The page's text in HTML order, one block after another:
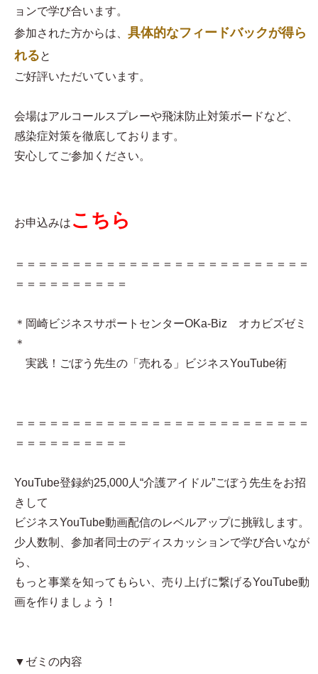
ョンで学び合います。
参加された方からは、 具体的なフィードバックが得ら
れると
ご好評いただいています。
会場はアルコールスプレーや飛沫防止対策ボードなど、
感染症対策を徹底しております。
安心してご参加ください。
お申込みは こちら
＝＝＝＝＝＝＝＝＝＝＝＝＝＝＝＝＝＝＝＝＝＝＝＝＝＝
＝＝＝＝＝＝＝＝＝＝
＊岡崎ビジネスサポートセンターOKa-Biz オカビズゼミ
＊
実践！ごぼう先生の「売れる」ビジネスYouTube術
＝＝＝＝＝＝＝＝＝＝＝＝＝＝＝＝＝＝＝＝＝＝＝＝＝＝
＝＝＝＝＝＝＝＝＝＝
YouTube登録約25,000人“介護アイドル”ごぼう先生をお招
きして
ビジネスYouTube動画配信のレベルアップに挑戦します。
少人数制、参加者同士のディスカッションで学び合いなが
ら、
もっと事業を知ってもらい、売り上げに繋げるYouTube動
画を作りましょう！
▼ゼミの内容